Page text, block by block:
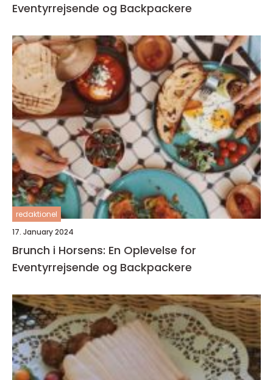
Eventyrrejsende og Backpackere
redaktionel
17. January 2024
Brunch i Horsens: En Oplevelse for
Eventyrrejsende og Backpackere